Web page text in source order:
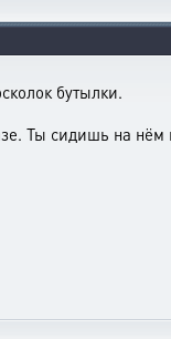
бутылки.
Ты сидишь на нём